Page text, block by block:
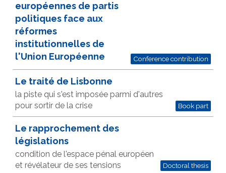
européennes de partis
politiques face aux
réformes
institutionnelles de
l'Union Européenne
Conference contribution
Le traité de Lisbonne
la piste qui s'est imposée parmi d'autres
pour sortir de la crise
Book part
Le rapprochement des
législations
condition de l'espace pénal européen
et révélateur de ses tensions
Doctoral thesis